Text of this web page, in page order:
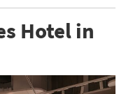
Hotel in